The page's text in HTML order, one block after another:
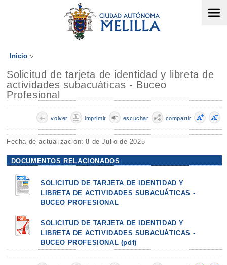
Inicio
Solicitud de tarjeta de identidad y libreta de
actividades subacuáticas - Buceo
Profesional
compartir
escuchar
imprimir
volver
Fecha de actualización: 8 de Julio de 2025
DOCUMENTOS RELACIONADOS
SOLICITUD DE TARJETA DE IDENTIDAD Y
LIBRETA DE ACTIVIDADES SUBACUÁTICAS -
BUCEO PROFESIONAL
SOLICITUD DE TARJETA DE IDENTIDAD Y
LIBRETA DE ACTIVIDADES SUBACUÁTICAS -
BUCEO PROFESIONAL (pdf)